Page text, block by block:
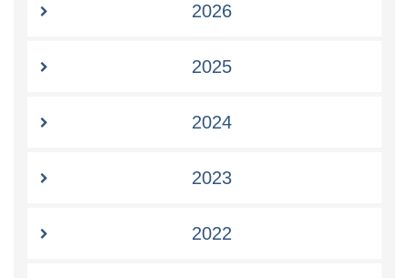
2026
2025
2024
2023
2022